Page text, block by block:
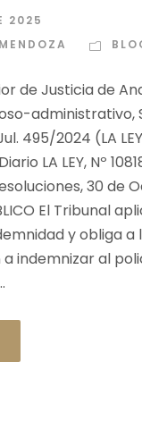
2025
de Justicia de
administrativo,
495/2024 (LA LEY
LA LEY, Nº
30 de
El Tribunal
y obliga a
indemnizar al